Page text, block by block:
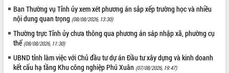
Ban Thường vụ Tỉnh ủy xem xét phương án sắp xếp trường học và nhiều
nội dung quan trọng (08/08/2026, 13:30)
Thường trực Tỉnh ủy chưa thông qua phương án sáp nhập xã, phường cụ
thể (08/08/2026, 11:30)
UBND tỉnh làm việc với Chủ đầu tư dự án Đầu tư xây dựng và kinh doanh
kết cấu hạ tầng Khu công nghiệp Phú Xuân (07/08/2026, 19:47)